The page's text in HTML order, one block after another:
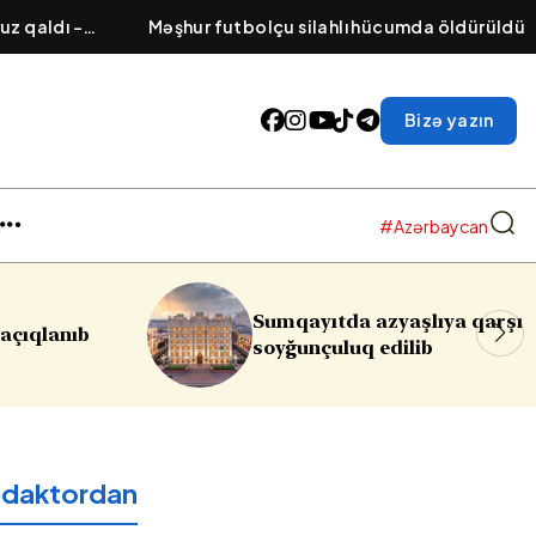
qaldı -
Məşhur futbolçu silahlı hücumda öldürüldü
Bizə yazın
#Azərbaycan
Sumqayıtda azyaşlıya qarşı
soyğunçuluq edilib